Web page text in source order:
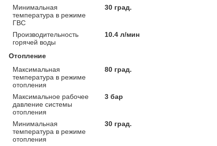
Минимальная
температура в режиме
ГВС
30 град.
Производительность
горячей воды
10.4 л/мин
Отопление
Максимальная
температура в режиме
отопления
80 град.
Максимальное рабочее
давление системы
отопления
3 бар
Минимальная
температура в режиме
отопления
30 град.